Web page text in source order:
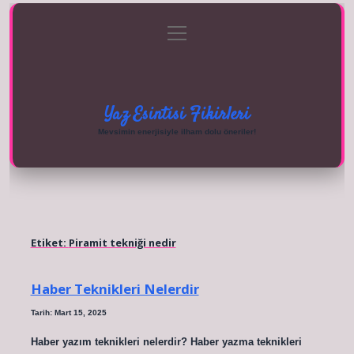
Gizlilik Politikası
menüyü
aç
Yaz Esintisi Fikirleri
Mevsimin enerjisiyle ilham dolu öneriler!
Etiket: Piramit tekniği nedir
Haber Teknikleri Nelerdir
Tarih: Mart 15, 2025
Haber yazım teknikleri nelerdir? Haber yazma teknikleri